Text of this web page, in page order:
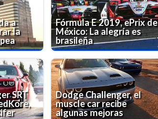
a
la
Fórmula E 2019, ePrix de
México: La alegría es
brasileña
SRT
Dodge Challenger, el
muscle car recibe
algunas mejoras